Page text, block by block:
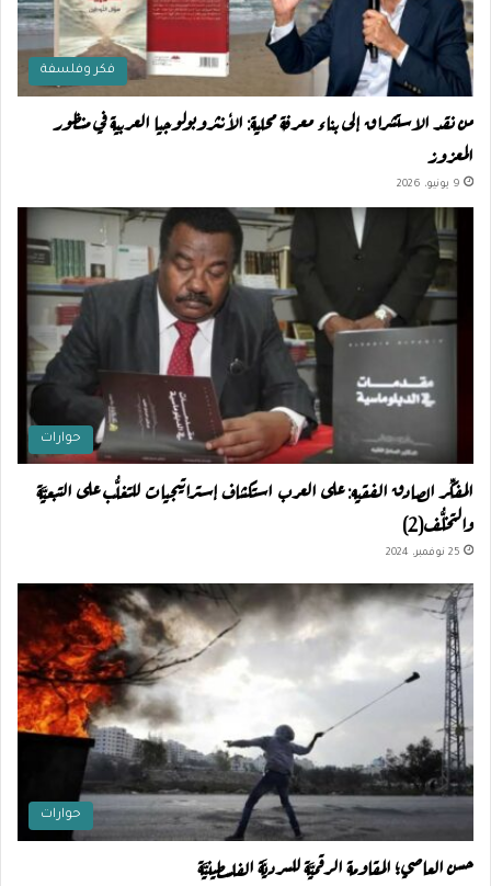
فكر وفلسفة
من نقد الاستشراق إلى بناء معرفة محلية: الأنثروبولوجيا العربية في منظور
المعزوز
9 يونيو، 2026
حوارات
المفكِّر الصادق الفقيه: على العرب استكشاف إستراتيجيات للتغلُّب على التبعيَّة
والتخلُّف(2)
25 نوفمبر، 2024
حوارات
حسن العاصي؛ المقاومة الرقميَّة للسرديَّة الفلسطينيَّة